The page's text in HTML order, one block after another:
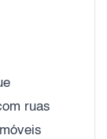
ruas